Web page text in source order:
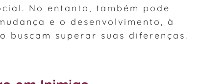
No entanto, também pode
e o desenvolvimento, à
buscam superar suas diferenças.